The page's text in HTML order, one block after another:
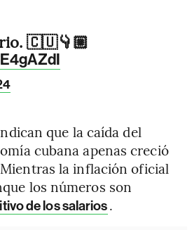
🇨🇺👇🏼
que la caída del
cubana apenas creció
Mientras la inflación oficial
los números son
de los salarios.